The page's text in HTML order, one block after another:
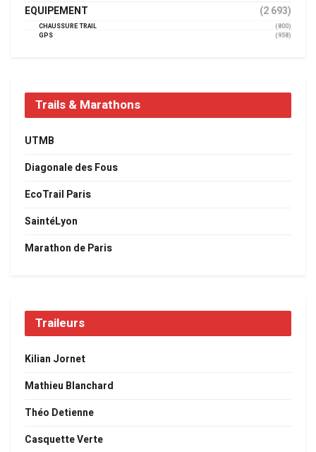
EQUIPEMENT (2 693)
CHAUSSURE TRAIL
(800)
GPS
(958)
Trails & Marathons
UTMB
Diagonale des Fous
EcoTrail Paris
SaintéLyon
Marathon de Paris
Traileurs
Kilian Jornet
Mathieu Blanchard
Théo Detienne
Casquette Verte